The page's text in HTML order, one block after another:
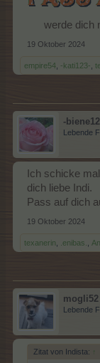
werde dich
19 Oktober 2024
empire54 -kati123-
-
Lebende
Ich schicke
dich liebe Indi.
Pass auf dich
19 Oktober 2024
texanerin .enibas.
mogli52
Lebende
Zitat von Indista: ↑